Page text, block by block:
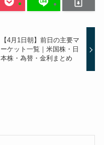
【4月1日朝】前日の主要マ
ーケット一覧｜米国株・日
本株・為替・金利まとめ